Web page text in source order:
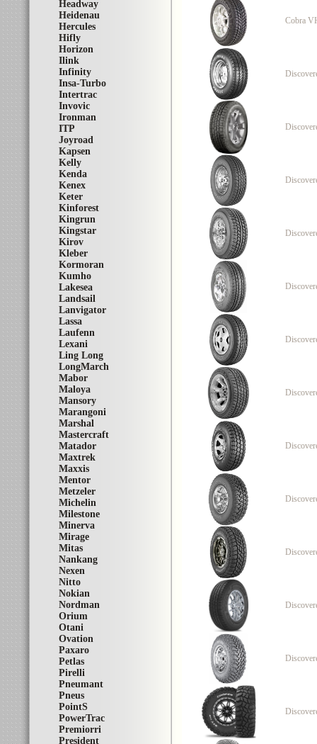
Headway
Heidenau
Hercules
Hifly
Horizon
Ilink
Infinity
Insa-Turbo
Intertrac
Invovic
Ironman
ITP
Joyroad
Kapsen
Kelly
Kenda
Kenex
Keter
Kinforest
Kingrun
Kingstar
Kirov
Kleber
Kormoran
Kumho
Lakesea
Landsail
Lanvigator
Lassa
Laufenn
Lexani
Ling Long
LongMarch
Mabor
Maloya
Mansory
Marangoni
Marshal
Mastercraft
Matador
Maxtrek
Maxxis
Mentor
Metzeler
Michelin
Milestone
Minerva
Mirage
Mitas
Nankang
Nexen
Nitto
Nokian
Nordman
Orium
Otani
Ovation
Paxaro
Petlas
Pirelli
Pneumant
Pneus
PointS
PowerTrac
Premiorri
President
Cobra